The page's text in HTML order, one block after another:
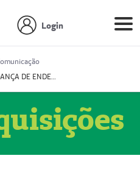
Login
MUDANÇA DE ENDEREÇO - DIAGITAB SERVIÇOS MÉDICOS LTDA (54003267-5)